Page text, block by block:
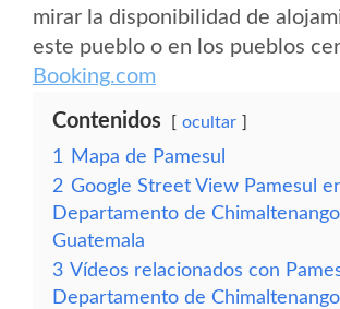
mirar la disponibilidad de
este pueblo o en los pueblos
Booking.com
Contenidos ocultar
1
Mapa de Pamesul
2 Google Street View Pamesul
Departamento de
Guatemala
3 Vídeos relacionados con
Departamento de Chimaltenango